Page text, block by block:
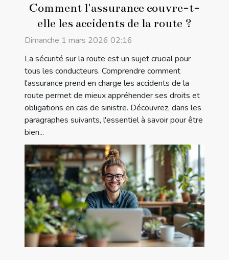
Comment l'assurance couvre-t-
elle les accidents de la route ?
Dimanche 1 mars 2026 02:16
La sécurité sur la route est un sujet crucial pour
tous les conducteurs. Comprendre comment
l'assurance prend en charge les accidents de la
route permet de mieux appréhender ses droits et
obligations en cas de sinistre. Découvrez, dans les
paragraphes suivants, l'essentiel à savoir pour être
bien...